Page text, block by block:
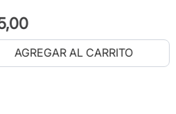
,00
AGREGAR AL CARRITO